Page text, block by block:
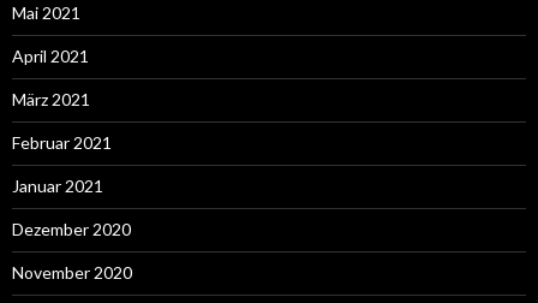
Mai 2021
April 2021
März 2021
Februar 2021
Januar 2021
Dezember 2020
November 2020